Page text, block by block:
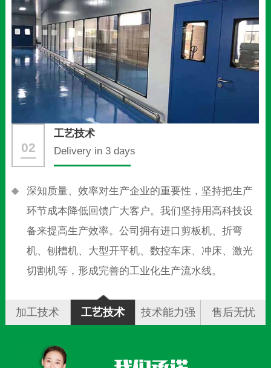
02
工艺技术
Delivery in 3 days
深知质量、效率对生产企业的重要性，坚持把生产
环节成本降低回馈广大客户。我们坚持用高科技设
备来提高生产效率。公司拥有进口剪板机、折弯
机、刨槽机、大型开平机、数控车床、冲床、激光
切割机等，形成完善的工业化生产流水线。
加工技术 工艺技术 技术能力强 售后无忧